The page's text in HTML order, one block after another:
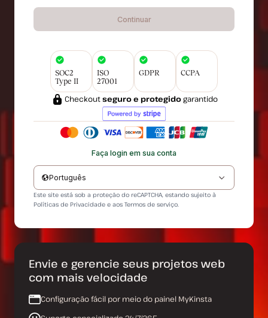
Continuar
SOC2
Type II
ISO
27001
GDPR CCPA
Checkoutseguro e protegidogarantido
Faça login em sua conta
Português
Este site está sob a proteção do reCAPTCHA, estando sujeito à
Políticas de Privacidade e aos Termos de serviço.
Envie e gerencie seus projetos web
com mais velocidade
Configuração fácil por meio do painel MyKinsta